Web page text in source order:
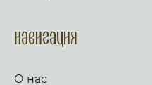
Навигация
О нас